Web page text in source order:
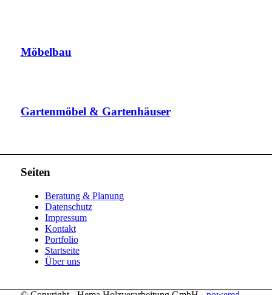
Möbelbau
Gartenmöbel & Gartenhäuser
Seiten
Beratung & Planung
Datenschutz
Impressum
Kontakt
Portfolio
Startseite
Über uns